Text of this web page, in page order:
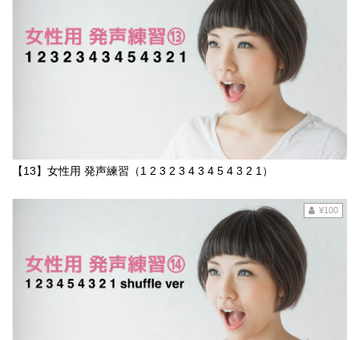
【13】女性用 発声練習（1 2 3 2 3 4 3 4 5 4 3 2 1）
¥100